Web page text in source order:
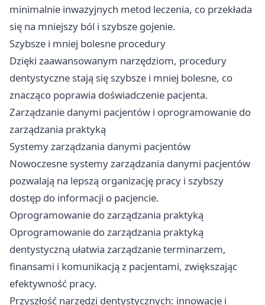
minimalnie inwazyjnych metod leczenia, co przekłada
się na mniejszy ból i szybsze gojenie.
Szybsze i mniej bolesne procedury
Dzięki zaawansowanym narzędziom, procedury
dentystyczne stają się szybsze i mniej bolesne, co
znacząco poprawia doświadczenie pacjenta.
Zarządzanie danymi pacjentów i oprogramowanie do
zarządzania praktyką
Systemy zarządzania danymi pacjentów
Nowoczesne systemy zarządzania danymi pacjentów
pozwalają na lepszą organizację pracy i szybszy
dostęp do informacji o pacjencie.
Oprogramowanie do zarządzania praktyką
Oprogramowanie do zarządzania praktyką
dentystyczną ułatwia zarządzanie terminarzem,
finansami i komunikacją z pacjentami, zwiększając
efektywność pracy.
Przyszłość narzędzi dentystycznych: innowacje i